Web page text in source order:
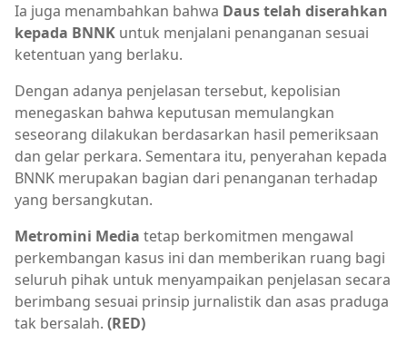
Ia juga menambahkan bahwa Daus telah diserahkan
kepada BNNK untuk menjalani penanganan sesuai
ketentuan yang berlaku.
Dengan adanya penjelasan tersebut, kepolisian
menegaskan bahwa keputusan memulangkan
seseorang dilakukan berdasarkan hasil pemeriksaan
dan gelar perkara. Sementara itu, penyerahan kepada
BNNK merupakan bagian dari penanganan terhadap
yang bersangkutan.
Metromini Media tetap berkomitmen mengawal
perkembangan kasus ini dan memberikan ruang bagi
seluruh pihak untuk menyampaikan penjelasan secara
berimbang sesuai prinsip jurnalistik dan asas praduga
tak bersalah. (RED)